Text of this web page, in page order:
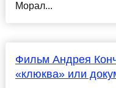
Морал...
Фильм Андрея
«клюква» или